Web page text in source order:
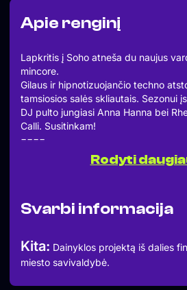
Apie renginį
Lapkritis į Soho atneša du naujus
mincore.
Gilaus ir hipnotizuojančio techno
tamsiosios salės skliautais. Sezonui
DJ pulto jungiasi Anna Hanna bei
Calli. Susitinkam!
====
CALLI
and mincore.
Representatives of deep and
Rodyti
Svarbi informacija
Kita: Dainyklos projektą iš dalies
miesto savivaldybė.